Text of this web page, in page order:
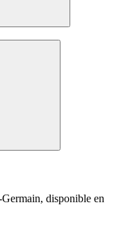
disponible en